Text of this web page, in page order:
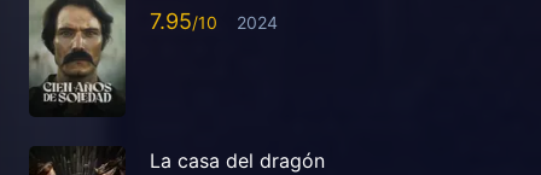
7.95 2024
La casa del dragón